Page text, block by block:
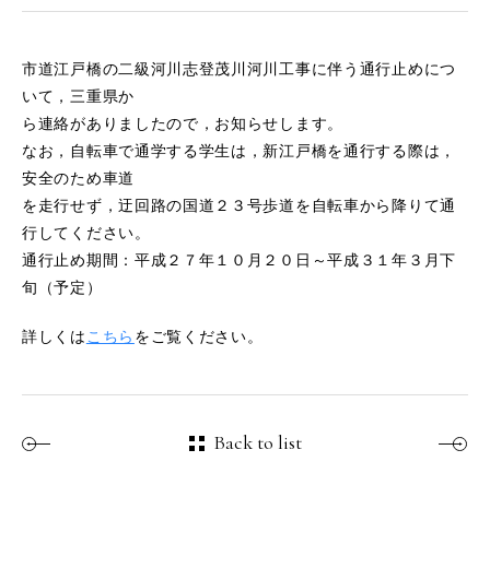
市道江戸橋の二級河川志登茂川河川工事に伴う通行止めにつ
いて，三重県か
ら連絡がありましたので，お知らせします。
なお，自転車で通学する学生は，新江戸橋を通行する際は，
安全のため車道
を走行せず，迂回路の国道２３号歩道を自転車から降りて通
行してください。
通行止め期間：平成２７年１０月２０日～平成３１年３月下
旬（予定）
詳しくは こちら をご覧ください。
Back to list